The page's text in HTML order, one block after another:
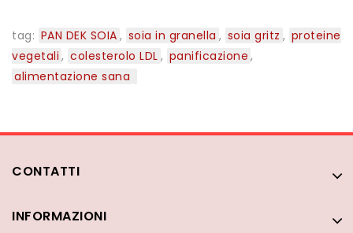
tag: PAN DEK SOIA , soia in granella , soia gritz , proteine
vegetali , colesterolo LDL , panificazione ,
alimentazione sana
CONTATTI
INFORMAZIONI